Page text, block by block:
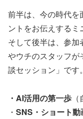
前半は、今の時代を
ントをお伝えするミ
そして後半は、参
やウチのスタッフが
談セッション」です。
・AI活用の第一歩
・ SNS・ショート動